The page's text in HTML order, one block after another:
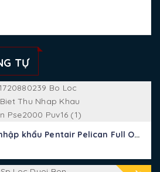
TỰ
Bộ lọc tổng biệt thự nhập khẩu Pentair Pelican Full Option